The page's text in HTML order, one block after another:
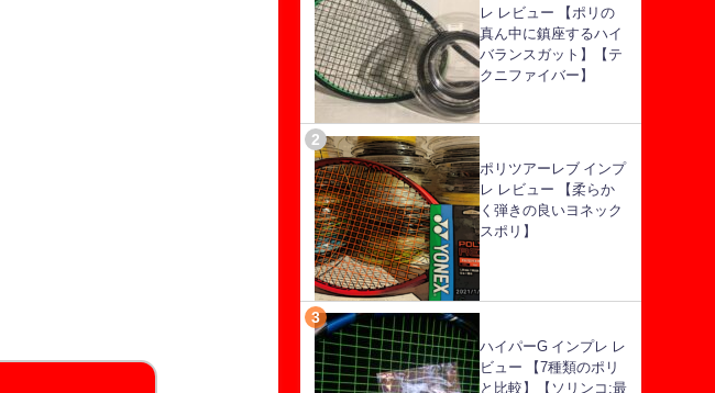
レ レビュー 【ポリの
真ん中に鎮座するハイ
バランスガット】【テ
クニファイバー】
ポリツアーレブ インプ
レ レビュー 【柔らか
く弾きの良いヨネック
スポリ】
ハイパーG インプレ レ
ビュー 【7種類のポリ
と比較】【ソリンコ:最